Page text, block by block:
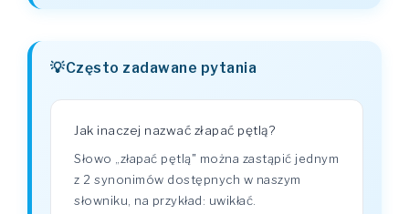
Często zadawane pytania
Jak inaczej nazwać złapać pętlą?
Słowo „złapać pętlą" można zastąpić jednym
z 2 synonimów dostępnych w naszym
słowniku, na przykład: uwikłać.